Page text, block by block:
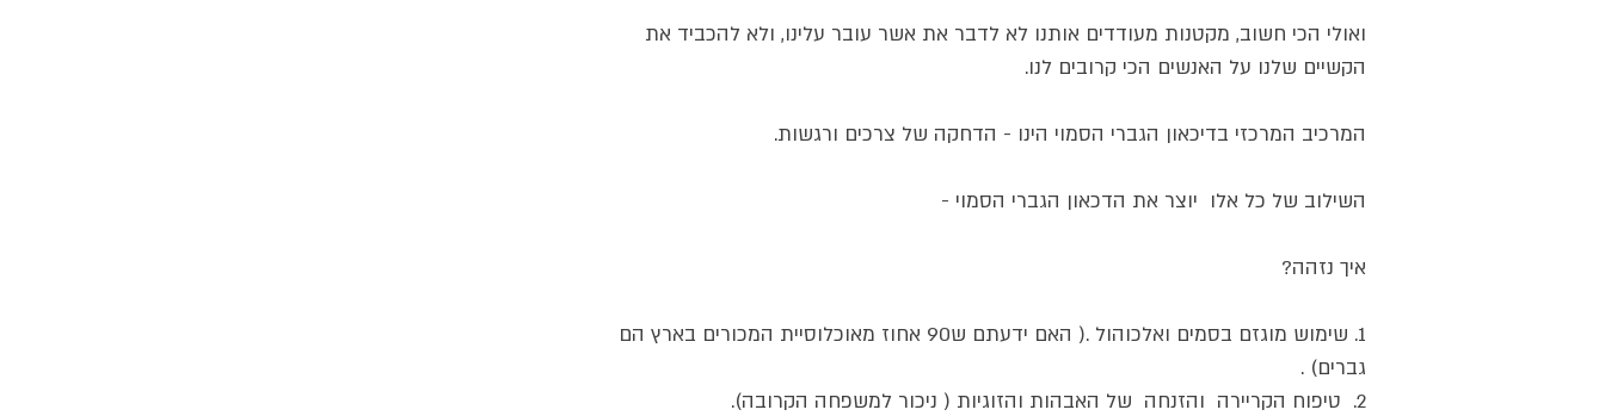
ואולי הכי חשוב, מקטנות מעודדים אותנו לא לדבר את אשר עובר עלינו, ולא להכביד את
הקשיים שלנו על האנשים הכי קרובים לנו.
המרכיב המרכזי בדיכאון הגברי הסמוי הינו - הדחקה של צרכים ורגשות.
השילוב של כל אלו  יוצר את הדכאון הגברי הסמוי -
איך נזהה?
1. שימוש מוגזם בסמים ואלכוהול .( האם ידעתם ש90 אחוז מאוכלוסיית המכורים בארץ הם
גברים) .
2.  טיפוח הקריירה  והזנחה  של האבהות והזוגיות ( ניכור למשפחה הקרובה).